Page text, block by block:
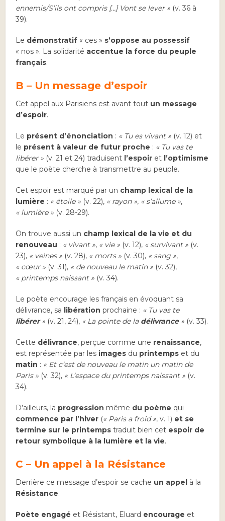
ennemis/S’ils ont compris […] Vont se lever » (v. 36 à
39).
Le démonstratif « ces » s’oppose au possessif
« nos ». La solidarité accentue la force du peuple
français.
B – Un message d’espoir
Cet appel aux Parisiens est avant tout un message
d’espoir.
Le présent d’énonciation : « Tu es vivant » (v. 12) et
le présent à valeur de futur proche : « Tu vas te
libérer » (v. 21 et 24) traduisent l’espoir et l’optimisme
que le poète cherche à transmettre au peuple.
Cet espoir est marqué par un champ lexical de la
lumière : « étoile » (v. 22), « rayon », « s’allume »,
« lumière » (v. 28-29).
On trouve aussi un champ lexical de la vie et du
renouveau : « vivant », « vie » (v. 12), « survivant » (v.
23), « veines » (v. 28), « morts » (v. 30), « sang »,
« cœur » (v. 31), « de nouveau le matin » (v. 32),
« printemps naissant » (v. 34).
Le poète encourage les français en évoquant sa
délivrance, sa libération prochaine : « Tu vas te
libérer» (v. 21, 24), « La pointe de la délivrance» (v. 33).
Cette délivrance, perçue comme une renaissance,
est représentée par les images du printemps et du
matin : « Et c’est de nouveau le matin un matin de
Paris » (v. 32), « L’espace du printemps naissant » (v.
34).
D’ailleurs, la progression même du poème qui
commence par l’hiver (« Paris a froid », v. 1) et se
termine sur le printemps traduit bien cet espoir de
retour symbolique à la lumière et la vie.
C – Un appel à la Résistance
Derrière ce message d’espoir se cache un appel à la
Résistance.
Poète engagé et Résistant, Eluard encourage et